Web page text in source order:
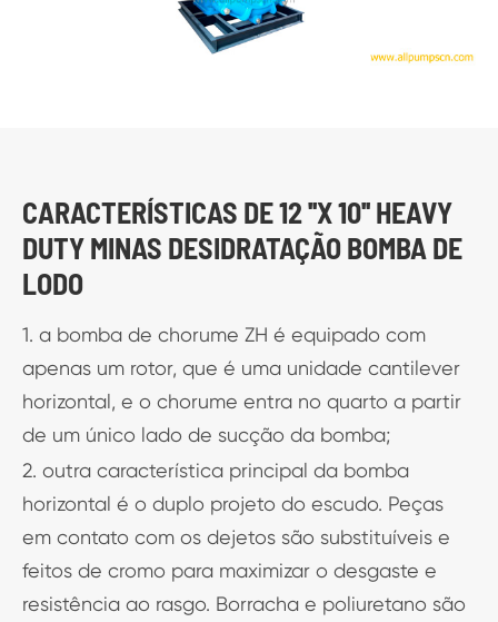
CARACTERÍSTICAS DE 12 ''X 10'' HEAVY
DUTY MINAS DESIDRATAÇÃO BOMBA DE
LODO
1. a bomba de chorume ZH é equipado com
apenas um rotor, que é uma unidade cantilever
horizontal, e o chorume entra no quarto a partir
de um único lado de sucção da bomba;
2. outra característica principal da bomba
horizontal é o duplo projeto do escudo. Peças
em contato com os dejetos são substituíveis e
feitos de cromo para maximizar o desgaste e
resistência ao rasgo. Borracha e poliuretano são